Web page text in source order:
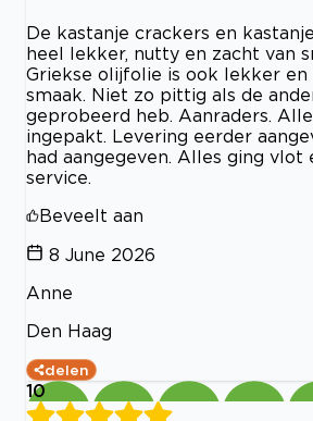
De kastanje crackers en
heel lekker, nutty en zacht van
Griekse olijfolie is ook lekker en
smaak. Niet zo pittig als de
geprobeerd heb. Aanraders.
ingepakt. Levering eerder
had aangegeven. Alles ging vlot
service.
Beveelt aan
8 June 2026
Anne
Den Haag
delen
10